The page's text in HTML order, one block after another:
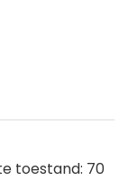
toestand: 70